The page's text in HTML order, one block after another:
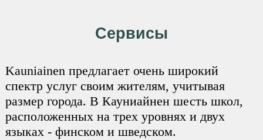
Сервисы
Kauniainen предлагает очень широкий
спектр услуг своим жителям, учитывая
размер города. В Кауниайнен шесть школ,
расположенных на трех уровнях и двух
языках - финском и шведском.